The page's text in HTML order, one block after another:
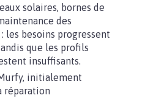
solaires, bornes de
des
les besoins progressent
que les profils
insuffisants.
initialement
réparation